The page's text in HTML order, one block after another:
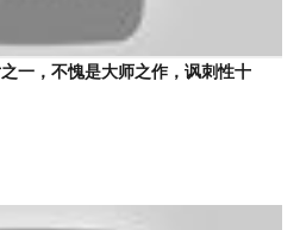
一，不愧是大师之作，讽刺性十